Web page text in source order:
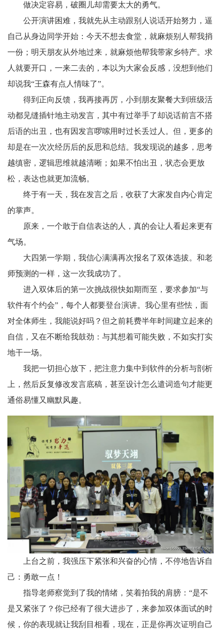
做决定容易，破圈儿却需要太大的勇气。
公开演讲困难，我就先从主动跟别人说话开始努力，逼
自己从身边同学开始：今天不想去食堂，就麻烦别人帮我捎
一份；明天朋友从外地过来，就麻烦他帮我带家乡特产。求
人就要开口，一来二去的，本以为大家会反感，没想到他们
却说我“王森有点人情味了”。
得到正向反馈，我再接再厉，小到朋友聚餐大到班级活
动都见缝插针地主动发言，其中有过举手了却说话前言不搭
后语的出丑，也有因发言啰嗦用时过长丢过人。但，更多的
却是在一次次经历后的反思和总结。我发现说的越多，思考
越缜密，逻辑思维就越清晰；如果不怕出丑，状态会更放
松，表达也就更加流畅。
终于有一天，我在发言之后，收获了大家发自内心肯定
的掌声。
原来，一个敢于自信表达的人，真的会让人看起来更有
气场。
大四第一学期，我信心满满再次报名了双体选拔。和老
师预测的一样，这一次我成功了。
进入双体后的第一次挑战很快如期而至，要求参加“与
软件有个约会”，每个人都要登台演讲。我心里有些怯，面
对全体师生，我能说好吗？但之前耗费半年时间建立起来的
自信，又在不断给我鼓劲：与其想着可能失败，不如实打实
地干一场。
我把一切担心放下，把注意力集中到软件的分析与剖析
上，然后反复修改发言底稿，甚至设计怎么遣词造句才能更
通俗易懂又幽默风趣。
上台之前，我强压下紧张和兴奋的心情，不停地告诉自
己：勇敢一点！
指导老师察觉到了我的情绪，笑着拍我的肩膀：“是不
是又紧张了？你已经有了很大进步了，来参加双体面试的时
候，你的表现就让我刮目相看，现在，正是你再次证明自己